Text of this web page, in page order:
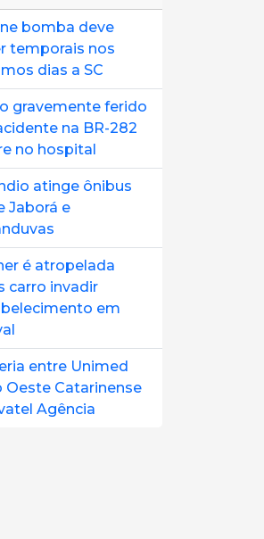
bomba deve
temporais nos
dias a SC
gravemente ferido
na BR-282
no hospital
atinge ônibus
Jaborá e
é atropelada
carro invadir
em
entre Unimed
Oeste Catarinense
Agência